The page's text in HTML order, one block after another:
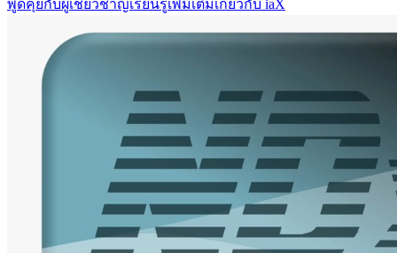
พูดคุยกับผู้เชี่ยวชาญเรียนรู้เพิ่มเติมเกี่ยวกับ iaX